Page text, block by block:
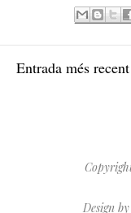
Entrada més recent
Design